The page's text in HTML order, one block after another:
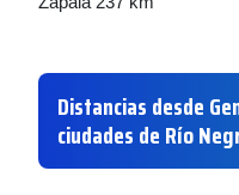
Distancias desde
ciudades de Río